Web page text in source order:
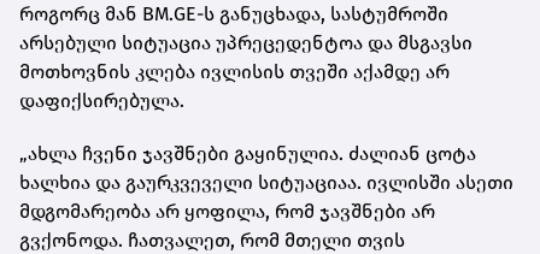
როგორც მან BM.GE-ს განუცხადა, სასტუმროში
არსებული სიტუაცია უპრეცედენტოა და მსგავსი
მოთხოვნის კლება ივლისის თვეში აქამდე არ
დაფიქსირებულა.
„ახლა ჩვენი ჯავშნები გაყინულია. ძალიან ცოტა
ხალხია და გაურკვეველი სიტუაციაა. ივლისში ასეთი
მდგომარეობა არ ყოფილა, რომ ჯავშნები არ
გვქონოდა. ჩათვალეთ, რომ მთელი თვის